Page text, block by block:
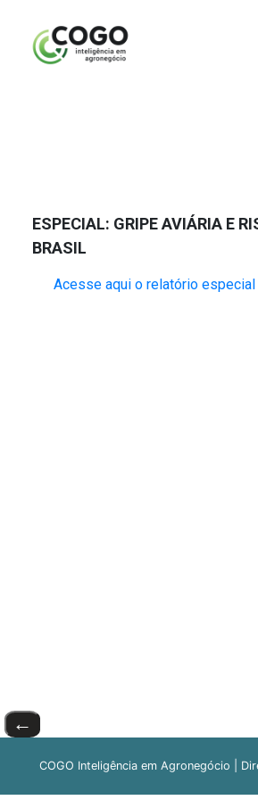
ESPECIAL: GRIPE AVIÁRIA E
BRASIL
Acesse aqui o relatório
←
COGO Inteligência em Agronegócio |